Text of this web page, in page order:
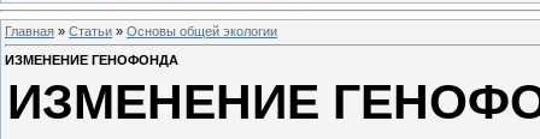
Главная » Статьи » Основы общей экологии
ИЗМЕНЕНИЕ ГЕНОФОНДА
ИЗМЕНЕНИЕ